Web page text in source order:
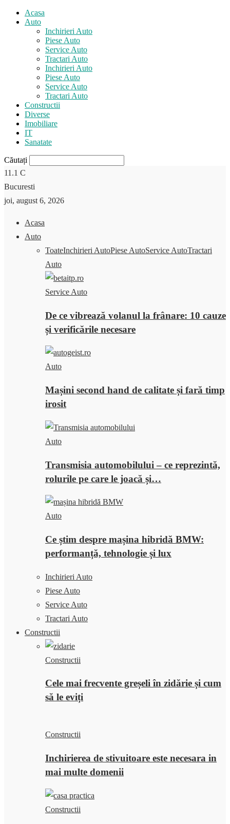
Acasa
Auto
Inchirieri Auto
Piese Auto
Service Auto
Tractari Auto
Inchirieri Auto
Piese Auto
Service Auto
Tractari Auto
Constructii
Diverse
Imobiliare
IT
Sanatate
Căutați
11.1 C
Bucuresti
joi, august 6, 2026
Acasa
Auto
ToateInchirieri AutoPiese AutoService AutoTractari
Auto
Service Auto
De ce vibrează volanul la frânare: 10 cauze
și verificările necesare
Auto
Mașini second hand de calitate și fară timp
irosit
Auto
Transmisia automobilului – ce reprezintă,
rolurile pe care le joacă și…
Auto
Ce știm despre mașina hibridă BMW:
performanță, tehnologie și lux
Inchirieri Auto
Piese Auto
Service Auto
Tractari Auto
Constructii
Constructii
Cele mai frecvente greșeli în zidărie și cum
să le eviți
Constructii
Inchirierea de stivuitoare este necesara in
mai multe domenii
Constructii